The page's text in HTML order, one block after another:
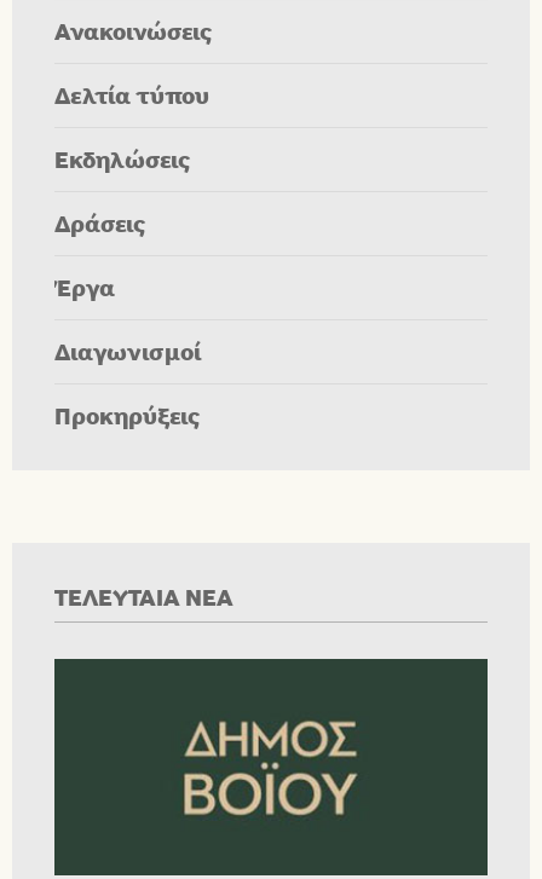
Ανακοινώσεις
Δελτία τύπου
Εκδηλώσεις
Δράσεις
Έργα
Διαγωνισμοί
Προκηρύξεις
ΤΕΛΕΥΤΑΙΑ ΝΕΑ